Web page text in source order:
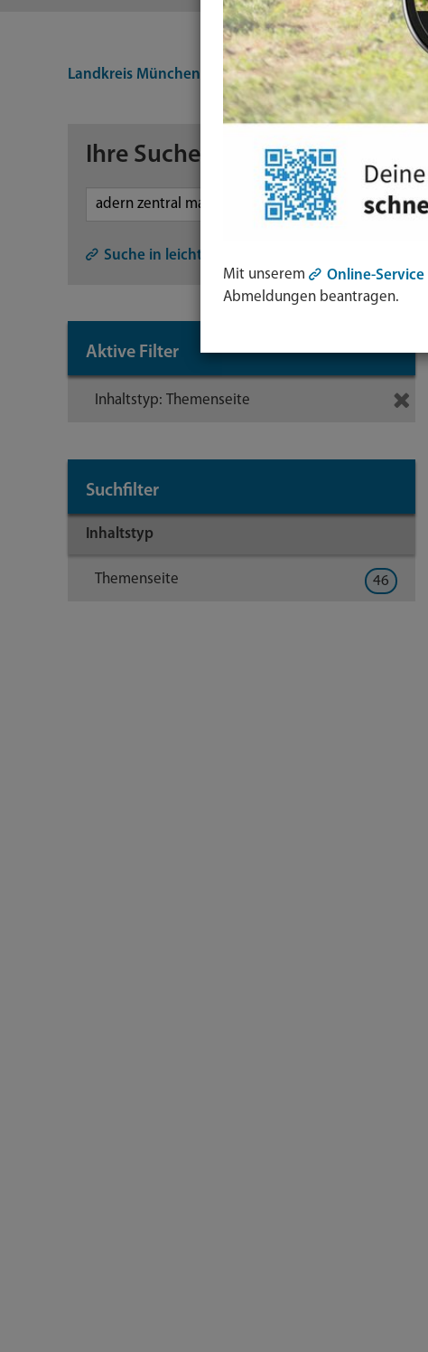
Landkreis München Suche
Ihre Suche
Suche
absenden
Enter-
Taste
Suche in leichter Sprache
Aktive Filter
Inhaltstyp: Themenseite
Suchfilter
Inhaltstyp
Themenseite 46
Mit unserem Online-Service
Abmeldungen beantragen.